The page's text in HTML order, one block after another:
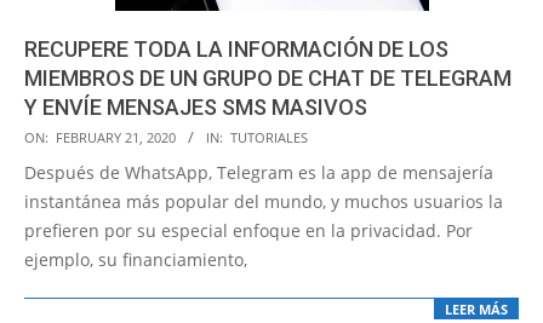
RECUPERE TODA LA INFORMACIÓN DE LOS
MIEMBROS DE UN GRUPO DE CHAT DE TELEGRAM
Y ENVÍE MENSAJES SMS MASIVOS
2020-
02-
21
ON: FEBRUARY 21, 2020 IN: TUTORIALES
Después de WhatsApp, Telegram es la app de mensajería
instantánea más popular del mundo, y muchos usuarios la
prefieren por su especial enfoque en la privacidad. Por
ejemplo, su financiamiento,
LEER MÁS